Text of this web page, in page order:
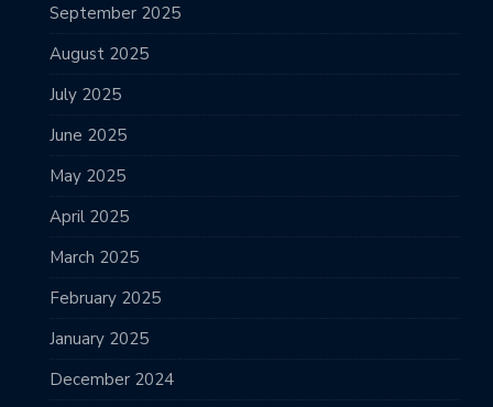
September 2025
August 2025
July 2025
June 2025
May 2025
April 2025
March 2025
February 2025
January 2025
December 2024